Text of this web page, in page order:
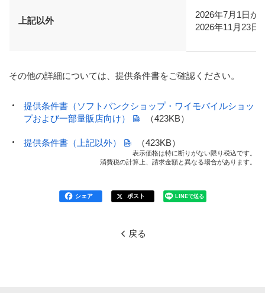
上記以外
2026年7月1日か
2026年11月23日
その他の詳細については、提供条件書をご確認ください。
提供条件書（ソフトバンクショップ・ワイモバイルショッ
プおよび一部量販店向け）
（423KB）
提供条件書（上記以外） （423KB）
表示価格は特に断りがない限り税込です。
消費税の計算上、請求金額と異なる場合があります。
シェア ポスト LINEで送る
戻る